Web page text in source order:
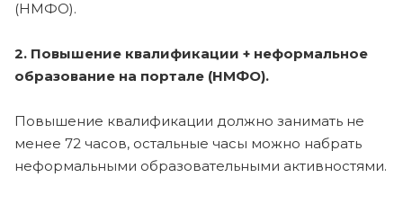
(НМФО).
2. Повышение квалификации + неформальное
образование на портале (НМФО).
Повышение квалификации должно занимать не
менее 72 часов, остальные часы можно набрать
неформальными образовательными активностями.